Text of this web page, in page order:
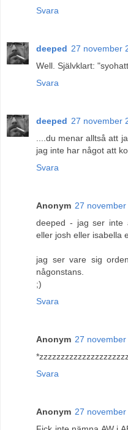
Svara
deeped 27 november
Well. Självklart:
Svara
deeped 27 november
....du menar alltså att
jag inte har något att
Svara
Anonym 27
deeped - jag ser inte
eller josh eller isabella
jag ser vare sig
någonstans.
;)
Svara
Anonym 27
Svara
Anonym 27